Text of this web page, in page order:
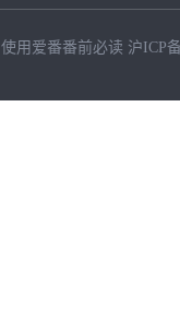
使用爱番番前必读 沪ICP